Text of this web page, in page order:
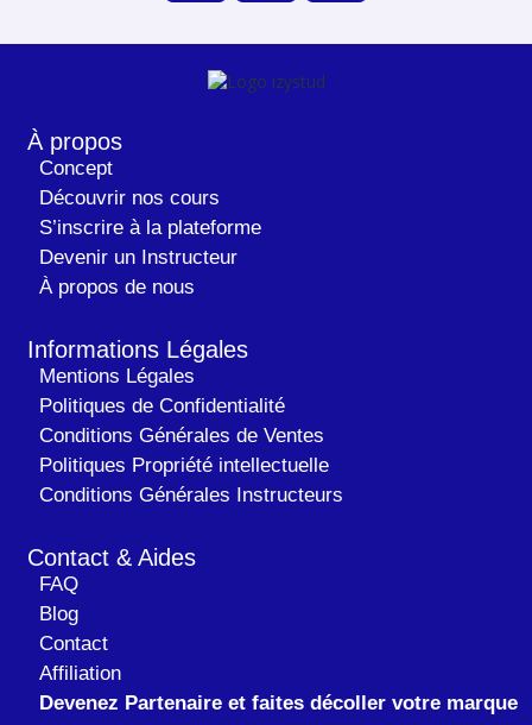
À propos
Concept
Découvrir nos cours
S’inscrire à la plateforme
Devenir un Instructeur
À propos de nous
Informations Légales
Mentions Légales
Politiques de Confidentialité
Conditions Générales de Ventes
Politiques Propriété intellectuelle
Conditions Générales Instructeurs
Contact & Aides
FAQ
Blog
Contact
Affiliation
Devenez Partenaire et faites décoller votre marque